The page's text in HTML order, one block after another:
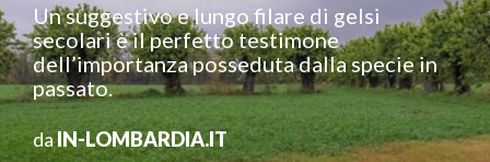
Un suggestivo e lungo filare di gelsi
secolari è il perfetto testimone
dell’importanza posseduta dalla specie in
passato.
daIN-LOMBARDIA.IT